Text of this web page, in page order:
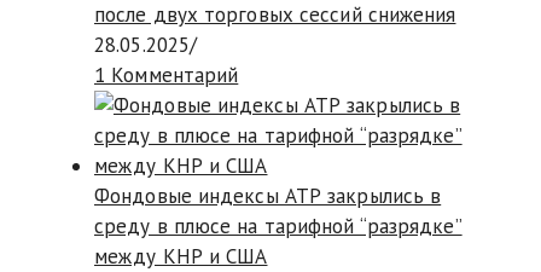
после двух торговых сессий снижения
28.05.2025/
1 Комментарий
Фондовые индексы АТР закрылись в
среду в плюсе на тарифной “разрядке”
между КНР и США